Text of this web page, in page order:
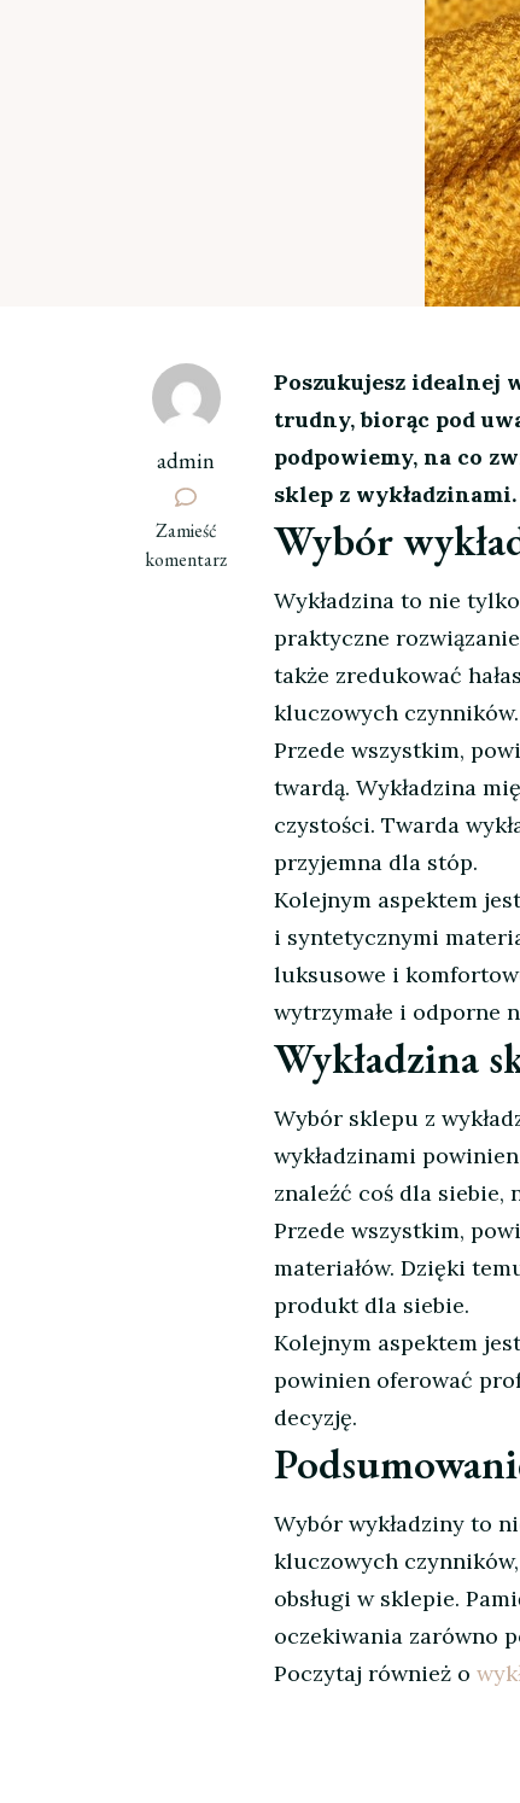
admin
Zamieść
komentarz
we
wpisie
Poszukujesz idealnej
trudny, biorąc pod
podpowiemy, na co
sklep z wykładzinami.
Wybór
Wykładzina to nie
praktyczne
także zredukować
kluczowych czynników.
Przede wszystkim,
twardą. Wykładzina
czystości. Twarda
przyjemna dla stóp.
Kolejnym aspektem
i syntetycznymi
luksusowe i
wytrzymałe i odporne
Wykładzina
Wybór sklepu z
wykładzinami
znaleźć coś dla siebie,
Przede wszystkim,
materiałów. Dzięki
produkt dla siebie.
Kolejnym aspektem
powinien oferować
decyzję.
Wybór wykładziny to
kluczowych
obsługi w sklepie.
oczekiwania zarówno
Poczytaj również o